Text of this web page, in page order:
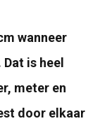
wanneer
is heel
meter en
door elkaar